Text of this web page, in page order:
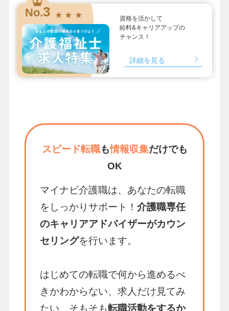
No.3 ★ ★ ★
資格を活かして
給料&キャリアアップの
チャンス！
詳細を見る
スピード転職も情報収集だけでも
OK
マイナビ介護職は、あなたの転職
をしっかりサポート！ 介護職専任
のキャリアアドバイザーがカウン
セリングを行います。
はじめての転職で何から進めるべ
きかわからない、求人だけ見てみ
たい、そもそも転職活動をするか